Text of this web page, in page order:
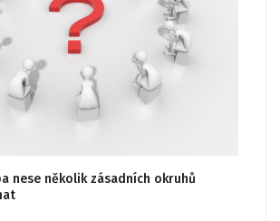
nese několik zásadních okruhů